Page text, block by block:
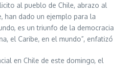
al pueblo de Chile, abrazo al
han dado un ejemplo para la
es un triunfo de la democracia
el Caribe, en el mundo”, enfatizó
en Chile de este domingo, el